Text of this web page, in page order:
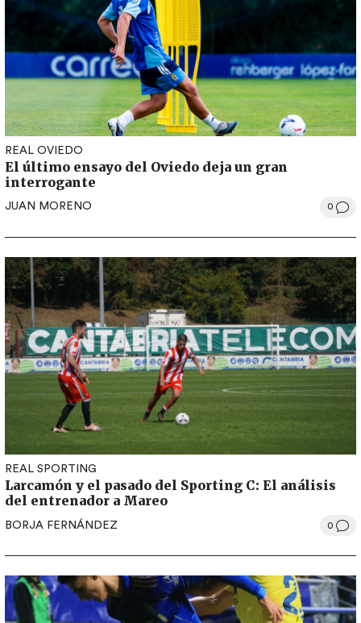
REAL OVIEDO
El último ensayo del Oviedo deja un gran
interrogante
JUAN MORENO 0
REAL SPORTING
Larcamón y el pasado del Sporting C: El análisis
del entrenador a Mareo
BORJA FERNÁNDEZ 0